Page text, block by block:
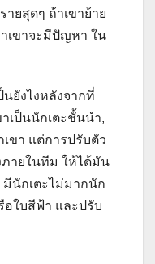
ยสุดๆ ถ้าเขาย้าย
เขาจะมีปัญหา ใน
ยังไงหลังจากที่
าเป็นนักเตะชั้นนำ,
เขา แต่การปรับตัว
ายในทีม ให้ได้มัน
มีนักเตะไม่มากนัก
อใบสีฟ้า และปรับ